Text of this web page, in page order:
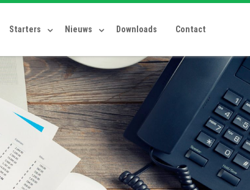
Starters Nieuws Downloads Contact